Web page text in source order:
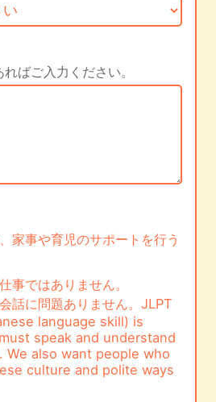
ばご入力ください。
家事や育児のサポートを行う
事ではありません。
話に問題ありません。JLPT
language skill) is
speak and understand
We also want people who
culture and polite ways